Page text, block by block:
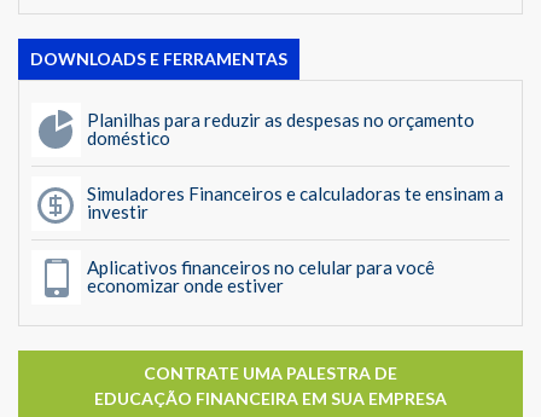
DOWNLOADS E FERRAMENTAS
Planilhas para reduzir as despesas no orçamento
doméstico
Simuladores Financeiros e calculadoras te ensinam a
investir
Aplicativos financeiros no celular para você
economizar onde estiver
CONTRATE UMA PALESTRA DE
EDUCAÇÃO FINANCEIRA EM SUA EMPRESA